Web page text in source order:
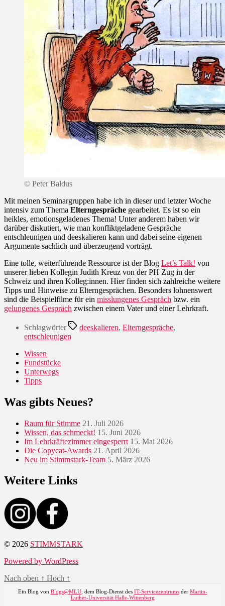
© Peter Baldus
Mit meinen Seminargruppen habe ich in dieser und letzter Woche
intensiv zum Thema Elterngespräche gearbeitet. Es ist so ein
heikles, emotionsgeladenes Thema! Unter anderem haben wir
darüber diskutiert, wie man konfliktgeladene Gespräche
entschleunigen und deeskalieren kann und dabei seine eigenen
Argumente sachlich und überzeugend vorträgt.
Eine tolle, weiterführende Ressource ist der Blog Let’s Talk! von
unserer lieben Kollegin Judith Kreuz von der PH Zug in der
Schweiz und ihren Kolleg:innen. Hier finden sich zahlreiche weitere
Tipps und Hinweise zu Elterngesprächen. Besonders lohnenswert
sind die Beispielfilme für ein misslungenes Gespräch bzw. ein
gelungenes Gespräch zwischen einem Vater und einer Lehrkraft.
Schlagwörter deeskalieren, Elterngespräche,
entschleunigen
Wissen
Fundstücke
Unterwegs
Tipps
Was gibts Neues?
Raum für Stimme 21. Juli 2026
Wissen, das schmeckt! 15. Juni 2026
Im Lehrkräftezimmer eingesperrt 15. Mai 2026
Die Copycat-Awards 21. April 2026
Neu im Stimmstark-Team 5. März 2026
Weitere Links
© 2026 STIMMSTARK
Powered by WordPress
Nach oben ↑ Hoch ↑
Ein Blog von Blogs@MLU, dem Blog-Dienst des IT-Servicezentrumsder Martin-
Luther-Universität Halle-Wittenberg